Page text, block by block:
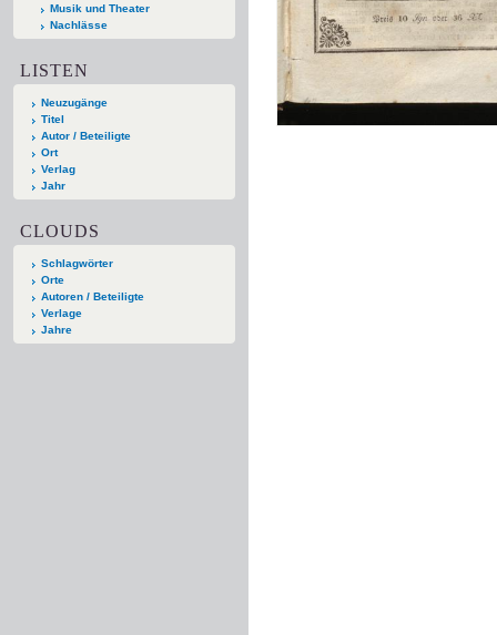
Musik und Theater
Nachlässe
LISTEN
Neuzugänge
Titel
Autor / Beteiligte
Ort
Verlag
Jahr
CLOUDS
Schlagwörter
Orte
Autoren / Beteiligte
Verlage
Jahre